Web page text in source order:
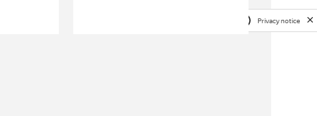
Privacy notice